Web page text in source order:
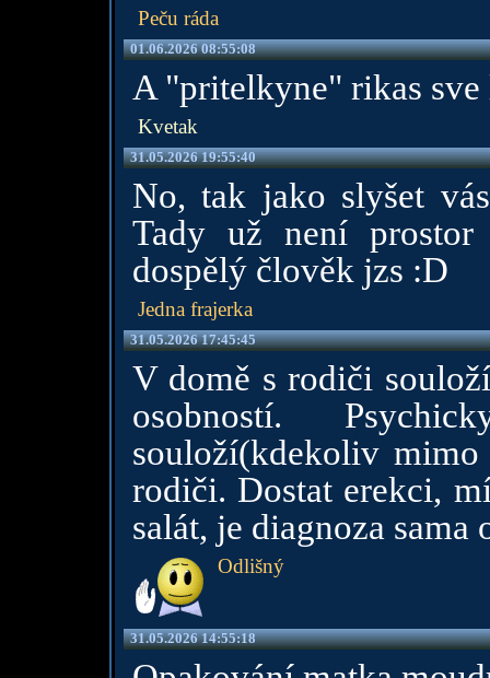
Peču ráda
01.06.2026 08:55:08
A "pritelkyne" rikas sve
Kvetak
31.05.2026 19:55:40
No, tak jako slyšet
Tady už není
dospělý člověk jzs :D
Jedna frajerka
31.05.2026 17:45:45
V domě s rodiči
osobností.
souloží(kdekoliv
rodiči. Dostat erekci,
salát, je diagnoza sama
Odlišný
31.05.2026 14:55:18